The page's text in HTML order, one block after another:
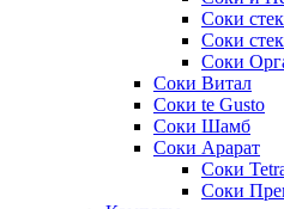
Соки
Соки
Соки
Соки Витал
Соки te Gusto
Соки Шамб
Соки Арарат
Соки
Соки